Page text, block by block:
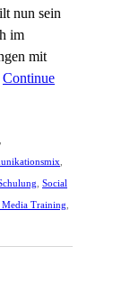
nun sein
im
mit
Continue
Social
Media Training